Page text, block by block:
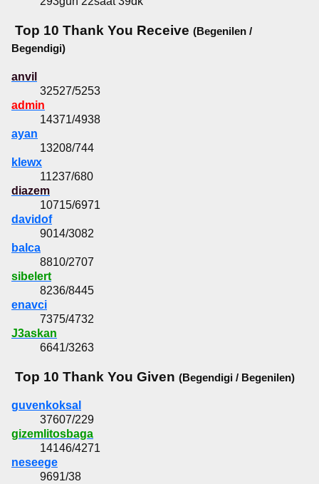
Top 10 Thank You Receive (Begenilen /
Begendigi)
anvil
32527/5253
admin
14371/4938
ayan
13208/744
klewx
11237/680
diazem
10715/6971
davidof
9014/3082
balca
8810/2707
sibelert
8236/8445
enavci
7375/4732
J3askan
6641/3263
Top 10 Thank You Given (Begendigi / Begenilen)
guvenkoksal
37607/229
gizemlitosbaga
14146/4271
neseege
9691/38